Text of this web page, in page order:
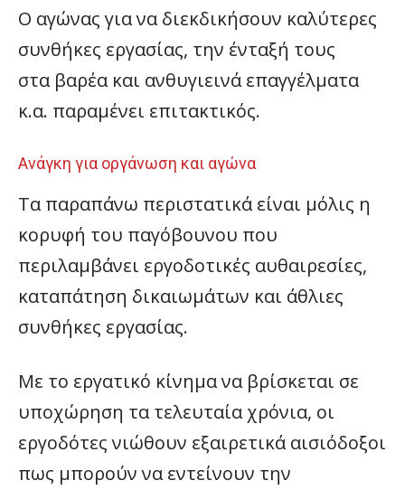
Ο αγώνας για να διεκδικήσουν καλύτερες
συνθήκες εργασίας, την ένταξή τους
στα βαρέα και ανθυγιεινά επαγγέλματα
κ.α. παραμένει επιτακτικός.
Ανάγκη για οργάνωση και αγώνα
Τα παραπάνω περιστατικά είναι μόλις η
κορυφή του παγόβουνου που
περιλαμβάνει εργοδοτικές αυθαιρεσίες,
καταπάτηση δικαιωμάτων και άθλιες
συνθήκες εργασίας.
Με το εργατικό κίνημα να βρίσκεται σε
υποχώρηση τα τελευταία χρόνια, οι
εργοδότες νιώθουν εξαιρετικά αισιόδοξοι
πως μπορούν να εντείνουν την